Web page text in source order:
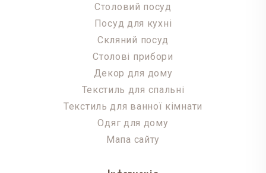
Столовий посуд
Посуд для кухні
Скляний посуд
Столові прибори
Декор для дому
Текстиль для спальні
Текстиль для ванної кімнати
Одяг для дому
Мапа сайту